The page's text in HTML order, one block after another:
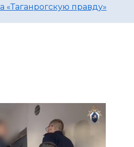
«Таганрогскую правду»